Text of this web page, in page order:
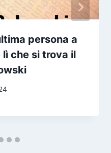
persona a
che si trova il